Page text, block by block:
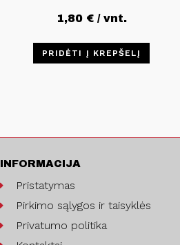
1,80 €/ vnt.
PRIDĖTI Į KREPŠELĮ
INFORMACIJA
Pristatymas
Pirkimo sąlygos ir taisyklės
Privatumo politika